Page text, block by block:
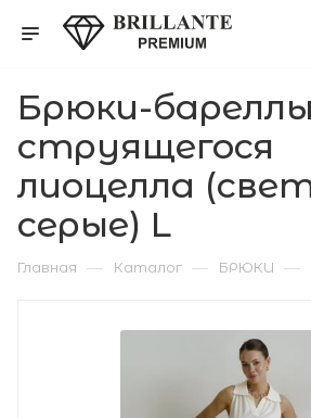
Брюки-
струящегося
лиоцелла
серые) L
Главная — Каталог — БРЮКИ —